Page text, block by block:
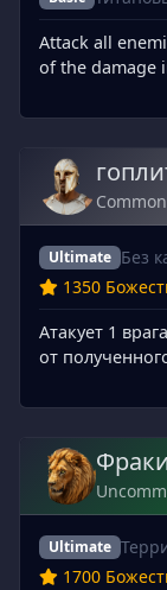
Attack all
of the damage
Ultimate Без
1350
Атакует 1
от
Ultimate
1700